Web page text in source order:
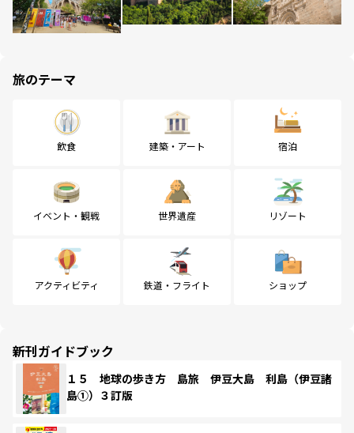
旅のテーマ
飲食 建築・アート 宿泊
イベント・観戦 世界遺産 リゾート
アクティビティ 鉄道・フライト ショップ
新刊ガイドブック
１５ 地球の歩き方 島旅 伊豆大島 利島（伊豆諸
島①）３訂版